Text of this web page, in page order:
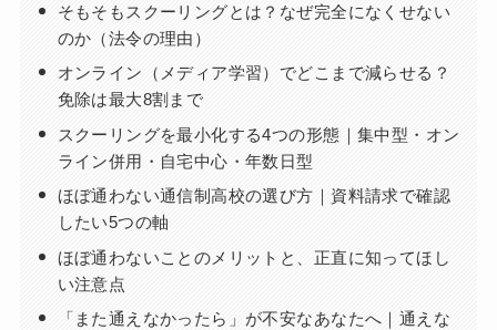
そもそもスクーリングとは？なぜ完全になくせない
のか（法令の理由）
オンライン（メディア学習）でどこまで減らせる？
免除は最大8割まで
スクーリングを最小化する4つの形態｜集中型・オン
ライン併用・自宅中心・年数日型
ほぼ通わない通信制高校の選び方｜資料請求で確認
したい5つの軸
ほぼ通わないことのメリットと、正直に知ってほし
い注意点
「また通えなかったら」が不安なあなたへ｜通えな